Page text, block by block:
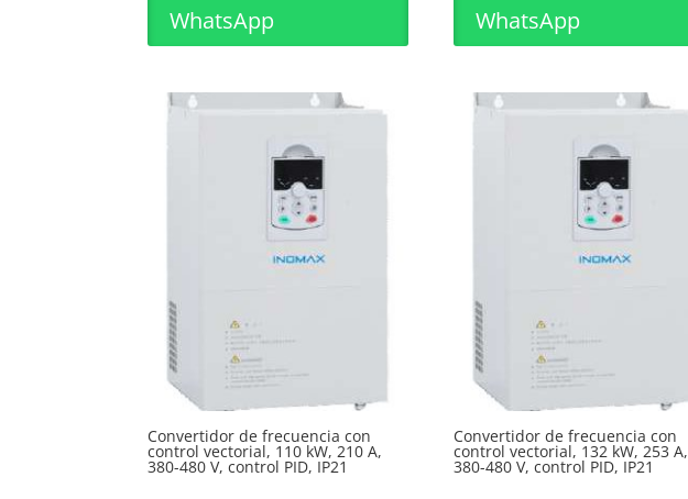
WhatsApp
WhatsApp
Convertidor de frecuencia con
control vectorial, 110 kW, 210 A,
380-480 V, control PID, IP21
Convertidor de frecuencia con
control vectorial, 132 kW, 253 A,
380-480 V, control PID, IP21